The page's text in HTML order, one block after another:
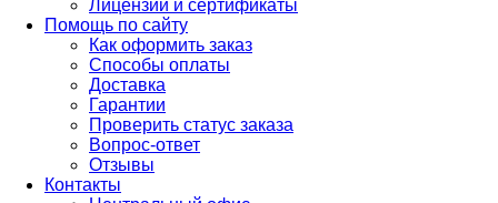
Лицензии и сертификаты
Помощь по сайту
Как оформить заказ
Способы оплаты
Доставка
Гарантии
Проверить статус заказа
Вопрос-ответ
Отзывы
Контакты